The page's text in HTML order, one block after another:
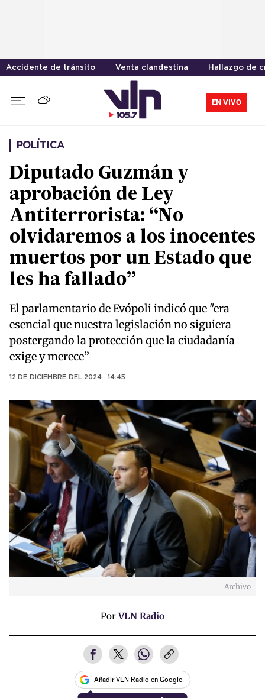
Accidente de tránsito Venta clandestina Hallazgo de
EN VIVO
POLÍTICA
Diputado Guzmán y
aprobación de Ley
Antiterrorista: “No
olvidaremos a los inocentes
muertos por un Estado que
les ha fallado”
El parlamentario de Evópoli indicó que "era
esencial que nuestra legislación no siguiera
postergando la protección que la ciudadanía
exige y merece”
12 DE DICIEMBRE DEL 2024 · 14:45
Archivo
PorVLN Radio
Añadir VLN Radio en Google